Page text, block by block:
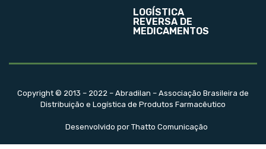
LOGÍSTICA
REVERSA DE
MEDICAMENTOS
Copyright © 2013 – 2022 – Abradilan – Associação Brasileira de
Distribuição e Logística de Produtos Farmacêutico
Desenvolvido por Thatto Comunicação